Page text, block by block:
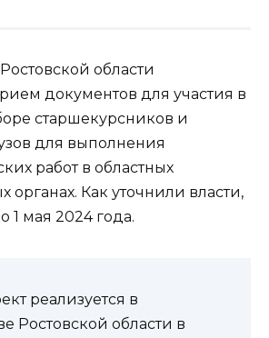
области
документов для участия в
старшекурсников и
для выполнения
работ в областных
органах. Как уточнили власти,
1 мая 2024 года.
реализуется в
Ростовской области в